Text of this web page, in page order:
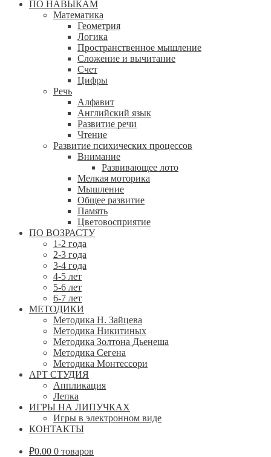
ПО НАВЫКАМ
Математика
Геометрия
Логика
Пространственное мышление
Сложение и вычитание
Счет
Цифры
Речь
Алфавит
Английский язык
Развитие речи
Чтение
Развитие психических процессов
Внимание
Развивающее лото
Мелкая моторика
Мышление
Общее развитие
Память
Цветовосприятие
ПО ВОЗРАСТУ
1-2 года
2-3 года
3-4 года
4-5 лет
5-6 лет
6-7 лет
МЕТОДИКИ
Методика Н. Зайцева
Методика Никитиных
Методика Золтона Дьенеша
Методика Сегена
Методика Монтессори
АРТ СТУДИЯ
Аппликация
Лепка
ИГРЫ НА ЛИПУЧКАХ
Игры в электронном виде
КОНТАКТЫ
₽0.00 0 товаров